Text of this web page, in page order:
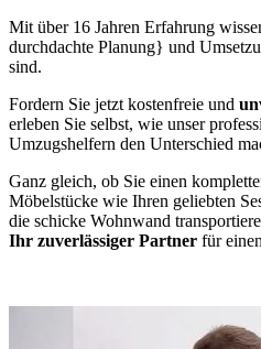
Mit über 16 Jahren Erfahrung
durchdachte Planung} und
sind.
Fordern Sie jetzt kostenfreie und
erleben Sie selbst, wie unser
Umzugshelfern den Unterschied
Ganz gleich, ob Sie einen
Möbelstücke wie Ihren geliebten
die schicke Wohnwand
Ihr zuverlässiger Partner für